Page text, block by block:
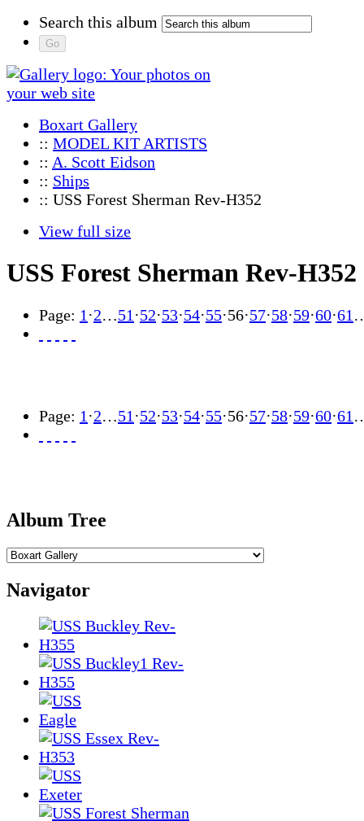
Search this album
Boxart Gallery
:: MODEL KIT ARTISTS
:: A. Scott Eidson
:: Ships
:: USS Forest Sherman Rev-H352
View full size
USS Forest Sherman Rev-H352
Page: 1 ·2…51 ·52·53·54·55·56·57·58·59·60·61
Page: 1 ·2…51 ·52·53·54·55·56·57·58·59·60·61
Album Tree
Navigator